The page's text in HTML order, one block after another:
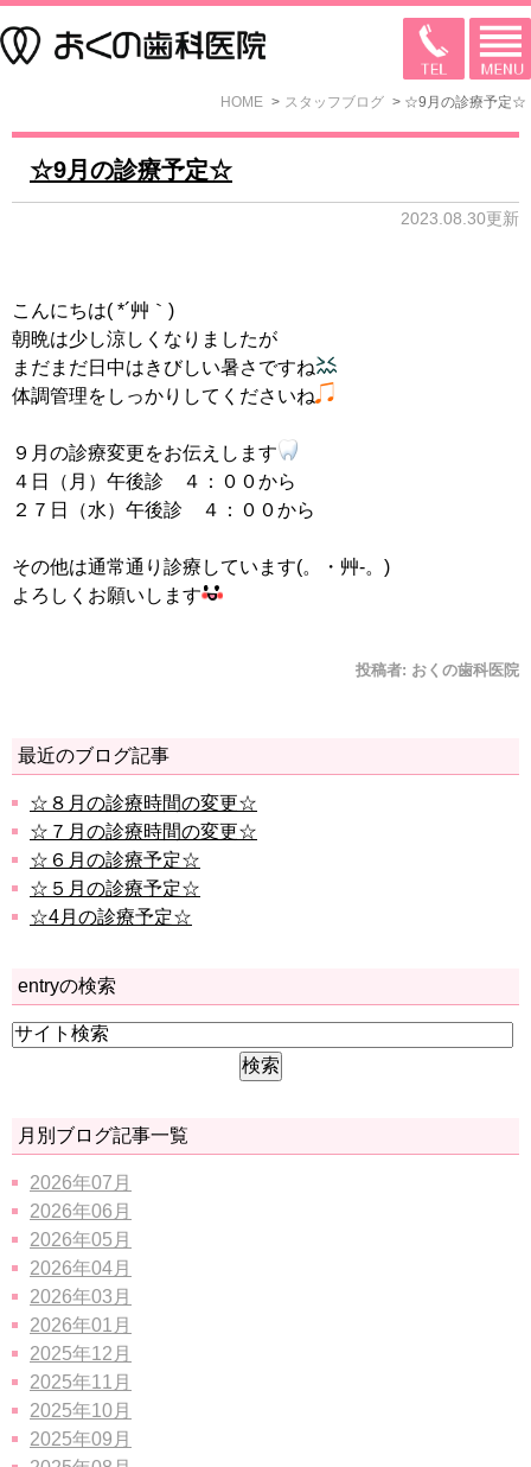
HOME スタッフブログ ☆9月の診療予定☆
☆9月の診療予定☆
2023.08.30更新
こんにちは( *´艸｀)
朝晩は少し涼しくなりましたが
まだまだ日中はきびしい暑さですね
体調管理をしっかりしてくださいね
９月の診療変更をお伝えします
４日（月）午後診 ４：００から
２７日（水）午後診 ４：００から
その他は通常通り診療しています(。・艸-。)
よろしくお願いします
投稿者: おくの歯科医院
最近のブログ記事
☆８月の診療時間の変更☆
☆７月の診療時間の変更☆
☆６月の診療予定☆
☆５月の診療予定☆
☆4月の診療予定☆
entryの検索
月別ブログ記事一覧
2026年07月
2026年06月
2026年05月
2026年04月
2026年03月
2026年01月
2025年12月
2025年11月
2025年10月
2025年09月